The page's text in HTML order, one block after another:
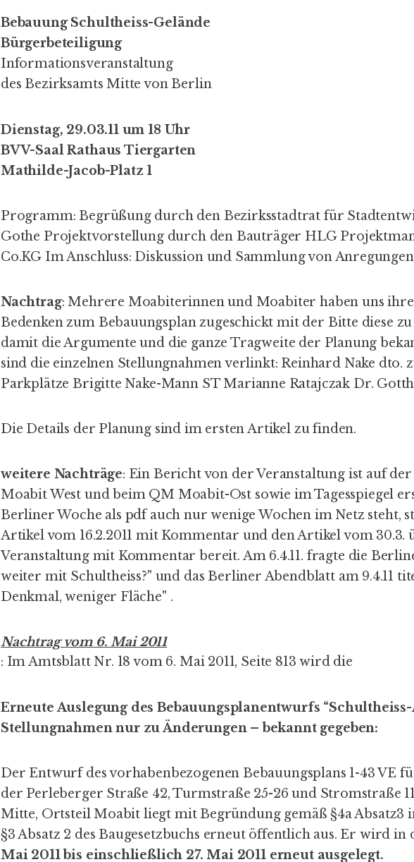
Bebauung Schultheiss-Gelände
Bürgerbeteiligung
Informationsveranstaltung
des Bezirksamts Mitte von Berlin
Dienstag, 29.03.11 um 18 Uhr
BVV-Saal Rathaus Tiergarten
Mathilde-Jacob-Platz 1
Programm: Begrüßung durch den Bezirksstadtrat für
Gothe Projektvorstellung durch den Bauträger HLG
Co.KG Im Anschluss: Diskussion und Sammlung von
Nachtrag: Mehrere Moabiterinnen und Moabiter haben uns
Bedenken zum Bebauungsplan zugeschickt mit der Bitte diese
damit die Argumente und die ganze Tragweite der Planung
sind die einzelnen Stellungnahmen verlinkt: Reinhard Nake dto.
Parkplätze Brigitte Nake-Mann ST Marianne Ratajczak Dr.
Die Details der Planung sind im ersten Artikelzu finden.
weitere Nachträge: Ein Bericht von der Veranstaltungist auf der
Moabit West und beim QM Moabit-Ost sowie imTagesspiegel
Berliner Woche als pdf auch nur wenige Wochen im Netz steht,
Artikel vom 16.2.2011 mit Kommentar und denArtikel vom 30.3.
Veranstaltung mit Kommentar bereit. Am 6.4.11. fragte die
weiter mit Schultheiss?" und das Berliner Abendblatt am 9.4.11
Denkmal, weniger Fläche" .
Nachtrag vom 6. Mai 2011
: Im Amtsblatt Nr. 18 vom 6. Mai 2011, Seite 813 wird die
Erneute Auslegung des Bebauungsplanentwurfs
Stellungnahmen nur zu Änderungen – bekannt gegeben:
Der Entwurf des vorhabenbezogenen Bebauungsplans 1-43 VE
der Perleberger Straße 42, Turmstraße 25-26 und Stromstraße
Mitte, Ortsteil Moabit liegt mit Begründung gemäß §4a Absatz3
§3 Absatz 2 des Baugesetzbuchs erneut öffentlich aus. Er wird
Mai 2011 bis einschließlich 27. Mai 2011 erneut ausgelegt.